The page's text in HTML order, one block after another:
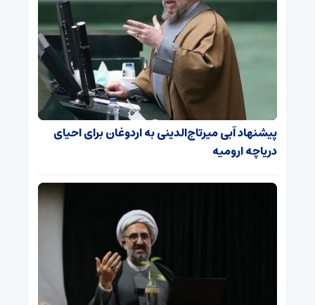
پیشنهاد آبی میرتاج‌الدینی‌ به اردوغان برای احیای
دریاچه ارومیه